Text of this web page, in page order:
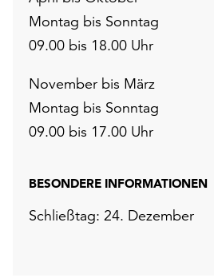
Montag bis Sonntag
09.00 bis 18.00 Uhr
November bis März
Montag bis Sonntag
09.00 bis 17.00 Uhr
BESONDERE INFORMATIONEN
Schließtag: 24. Dezember